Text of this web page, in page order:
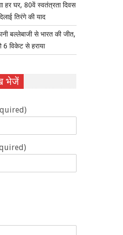
हर घर, 80वें स्वतंत्रता दिवस
तिरंगे की याद
बल्लेबाजी से भारत की जीत,
विकेट से हराया
भेजें